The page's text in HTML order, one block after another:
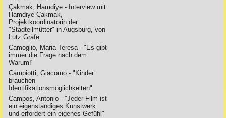
Çakmak, Hamdiye - Interview mit
Hamdiye Çakmak,
Projektkoordinatorin der
"Stadteilmütter" in Augsburg, von
Lutz Gräfe
Camoglio, Maria Teresa - "Es gibt
immer die Frage nach dem
Warum!"
Campiotti, Giacomo - "Kinder
brauchen
Identifikationsmöglichkeiten"
Campos, Antonio - "Jeder Film ist
ein eigenständiges Kunstwerk
und erfordert ein eigenes Gefühl"